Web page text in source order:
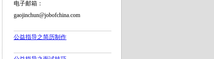
电子邮箱：
gaojinchun@jobofchina.com
公益指导之简历制作